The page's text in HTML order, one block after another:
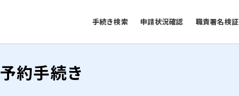
手続き検索 申請状況確認 職責署名検証
予約手続き